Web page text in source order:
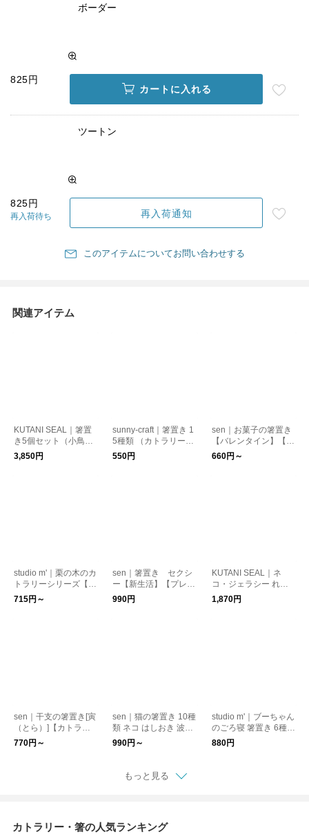
ボーダー
825円
カートに入れる
ツートン
825円
再入荷待ち 再入荷通知
このアイテムについてお問い合わせする
関連アイテム
KUTANI SEAL｜箸置
き5個セット（小鳥・
いぬ・ねこ） クタニ
シール【お正月】【九
3,850円
sunny-craft｜箸置き 1
5種類 （カトラリーレ
スト）サニークラフト
信楽焼 はしおき【リ
550円
sen｜お菓子の箸置き
【バレンタイン】【プ
レゼント】【新生活】
660円～
studio m'｜栗の木のカ
トラリーシリーズ【ス
タジオエム 木製スプ
ーン・フォーク・ナイ
715円～
sen｜箸置き セクシ
ー【新生活】【プレゼ
ント】【バレンタイ
ン】
990円
KUTANI SEAL｜ネ
コ・ジェラシー れん
げ レンゲ【猫グッ
ズ】【九谷焼】【プレ
1,870円
sen｜干支の箸置き[寅
（とら）]【カトラリ
ー】【新生活】【お正
月】【ギフト】
770円～
sen｜猫の箸置き 10種
類 ネコ はしおき 波佐
見焼【プレゼント】
【新生活】【クリスマ
990円～
studio m'｜ブーちゃん
のごろ寝 箸置き 6種類
【スタジオエム カト
ラリー はしおき】
880円
もっと見る
カトラリー・箸の人気ランキング